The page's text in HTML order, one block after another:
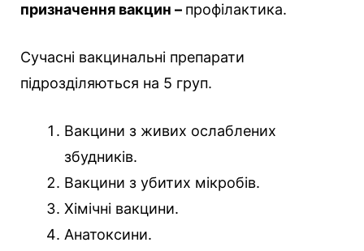
призначення вакцин – профілактика.
Сучасні вакцинальні препарати
підрозділяються на 5 груп.
Вакцини з живих ослаблених
збудників.
Вакцини з убитих мікробів.
Хімічні вакцини.
Анатоксини.